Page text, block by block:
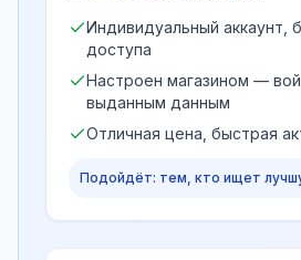
Индивидуальный аккаунт,
доступа
Настроен магазином —
выданным данным
Отличная цена, быстрая
Подойдёт: тем, кто ищет